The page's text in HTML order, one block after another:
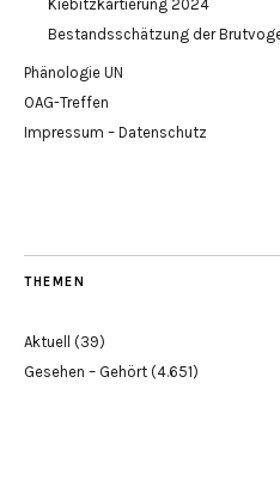
Kiebitzkartierung 2024
Bestandsschätzung der
Phänologie UN
OAG-Treffen
Impressum – Datenschutz
THEMEN
Aktuell (39)
Gesehen – Gehört (4.651)